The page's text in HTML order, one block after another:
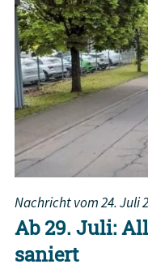
Nachricht vom24. Juli
Ab 29. Juli:
saniert